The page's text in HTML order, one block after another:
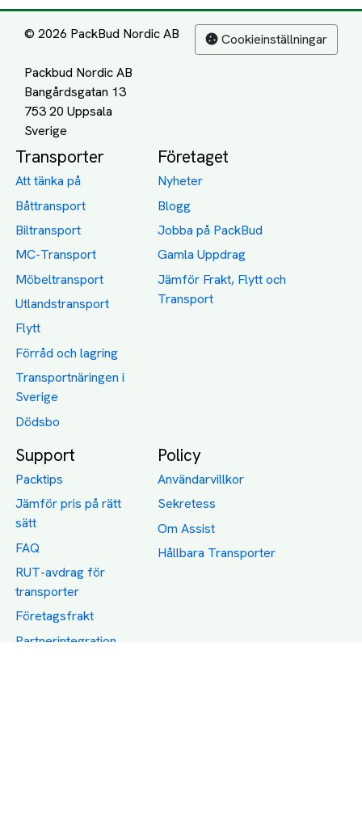
© 2026 PackBud Nordic AB
Packbud Nordic AB
Bangårdsgatan 13
753 20 Uppsala
Cookieinställningar
Transporter
Att tänka på
Båttransport
Biltransport
MC-Transport
Möbeltransport
Utlandstransport
Flytt
Förråd och lagring
Transportnäringen i
Sverige
Dödsbo
Företaget
Nyheter
Blogg
Jobba på PackBud
Gamla Uppdrag
Jämför Frakt, Flytt och
Transport
Support
Packtips
Jämför pris på rätt
sätt
FAQ
RUT-avdrag för
transporter
Företagsfrakt
Partnerintegration
Policy
Användarvillkor
Sekretess
Om Assist
Hållbara Transporter